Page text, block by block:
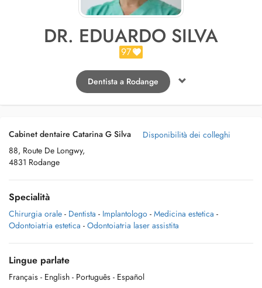
DR. EDUARDO SILVA
97
Dentista a Rodange
Cabinet dentaire Catarina G Silva
88, Route De Longwy,
4831 Rodange
Disponibilità dei colleghi
Specialità
Chirurgia orale - Dentista - Implantologo - Medicina estetica -
Odontoiatria estetica - Odontoiatria laser assistita
Lingue parlate
Français - English - Português - Español